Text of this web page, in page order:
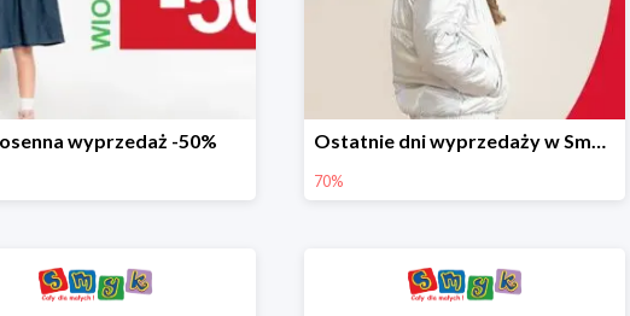
wyprzedaż -50% Ostatnie dni wyprzedaży w Smyku do -70%
70%